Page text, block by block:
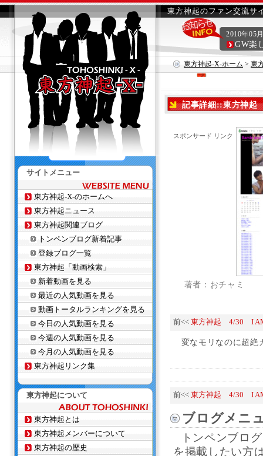
東方神起のファン交流サ
東方神起-X-ホーム > 東
2010年05
GW楽
記事詳細::東方神
スポンサード リンク
著者：おチャミ
前<< 東方神起 4/30 I
変なモリなのに超絶
前<< 東方神起 4/30 I
ブログメニ
トンペンブロ
を掲載したい方
サイトメニュー
東方神起-X-のホームへ
東方神起ニュース
東方神起関連ブログ
トンペンブログ新着記事
登録ブログ一覧
東方神起「動画検索」
新着動画を見る
最近の人気動画を見る
動画トータルランキングを見る
今日の人気動画を見る
今週の人気動画を見る
今月の人気動画を見る
東方神起リンク集
東方神起について
東方神起とは
東方神起メンバーについて
東方神起の歴史